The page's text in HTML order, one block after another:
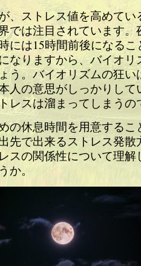
、ストレス値を高めてい
では注目されています。
には15時間前後になるこ
なりますから、バイオリ
う。バイオリズムの狂い
人の意思がしっかりして
レスは溜まってしまうの
の休息時間を用意するこ
先で出来るストレス発散
スの関係性について理解
か。